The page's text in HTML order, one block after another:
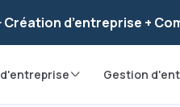
Ravis de vous revoir !
Création d’entreprise +
Gestion